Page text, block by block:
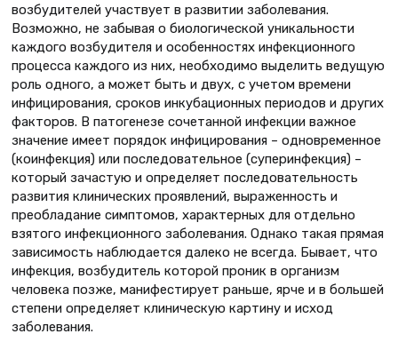
возбудителей участвует в развитии заболевания.
Возможно, не забывая о биологической уникальности
каждого возбудителя и особенностях инфекционного
процесса каждого из них, необходимо выделить ведущую
роль одного, а может быть и двух, с учетом времени
инфицирования, сроков инкубационных периодов и других
факторов. В патогенезе сочетанной инфекции важное
значение имеет порядок инфицирования – одновременное
(коинфекция) или последовательное (суперинфекция) –
который зачастую и определяет последовательность
развития клинических проявлений, выраженность и
преобладание симптомов, характерных для отдельно
взятого инфекционного заболевания. Однако такая прямая
зависимость наблюдается далеко не всегда. Бывает, что
инфекция, возбудитель которой проник в организм
человека позже, манифестирует раньше, ярче и в большей
степени определяет клиническую картину и исход
заболевания.